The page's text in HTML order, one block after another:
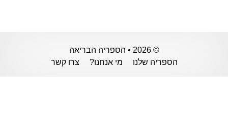
© 2026 • הספריה הבריאה
הספריה שלנו
מי אנחנו? צרו קשר